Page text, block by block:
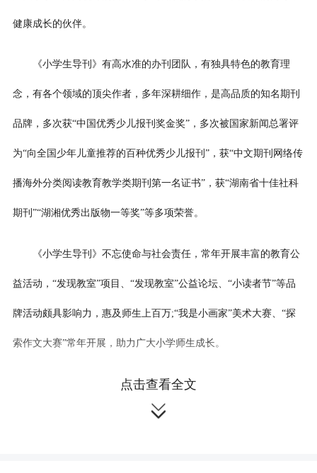
健康成长的伙伴。
《小学生导刊》有高水准的办刊团队，有独具特色的教育理
念，有各个领域的顶尖作者，多年深耕细作，是高品质的知名期刊
品牌，多次获“中国优秀少儿报刊奖金奖”，多次被国家新闻总署评
为“向全国少年儿童推荐的百种优秀少儿报刊”，获“中文期刊网络传
播海外分类阅读教育教学类期刊第一名证书”，获“湖南省十佳社科
期刊”“湖湘优秀出版物一等奖”等多项荣誉。
《小学生导刊》不忘使命与社会责任，常年开展丰富的教育公
益活动，“发现教室”项目、“发现教室”公益论坛、“小读者节”等品
牌活动颇具影响力，惠及师生上百万;“我是小画家”美术大赛、“探
索作文大赛”常年开展，助力广大小学师生成长。
《小学生导刊》上旬刊是一本兼具故事性和游戏性的全彩美绘
专刊，获奖无数，好读、好玩，好看。本刊内容分为三个部分：“读
点击查看全文
